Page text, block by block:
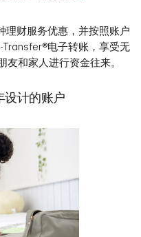
理财服务优惠，并按照账户
电子转账，享受无
友和家人进行资金往来。
设计的账户